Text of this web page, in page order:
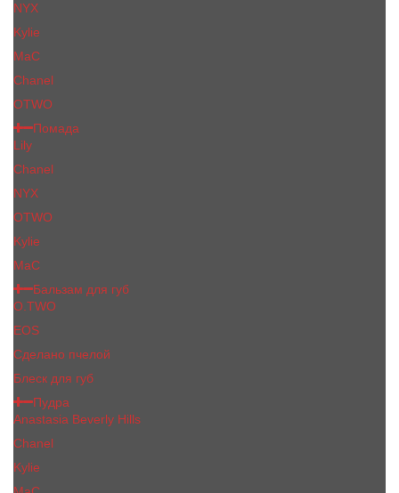
NYX
Kylie
MaC
Сhanеl
OTWO
Помада
Lily
Chanel
NYX
OTWO
Kylie
МаС
Бальзам для губ
O.TWO
EOS
Сделано пчелой
Блеск для губ
Пудра
Anastasia Beverly Hills
Chanel
Kylie